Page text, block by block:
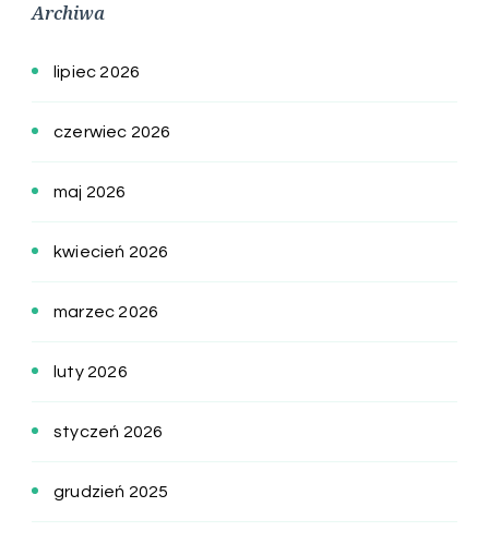
Archiwa
lipiec 2026
czerwiec 2026
maj 2026
kwiecień 2026
marzec 2026
luty 2026
styczeń 2026
grudzień 2025